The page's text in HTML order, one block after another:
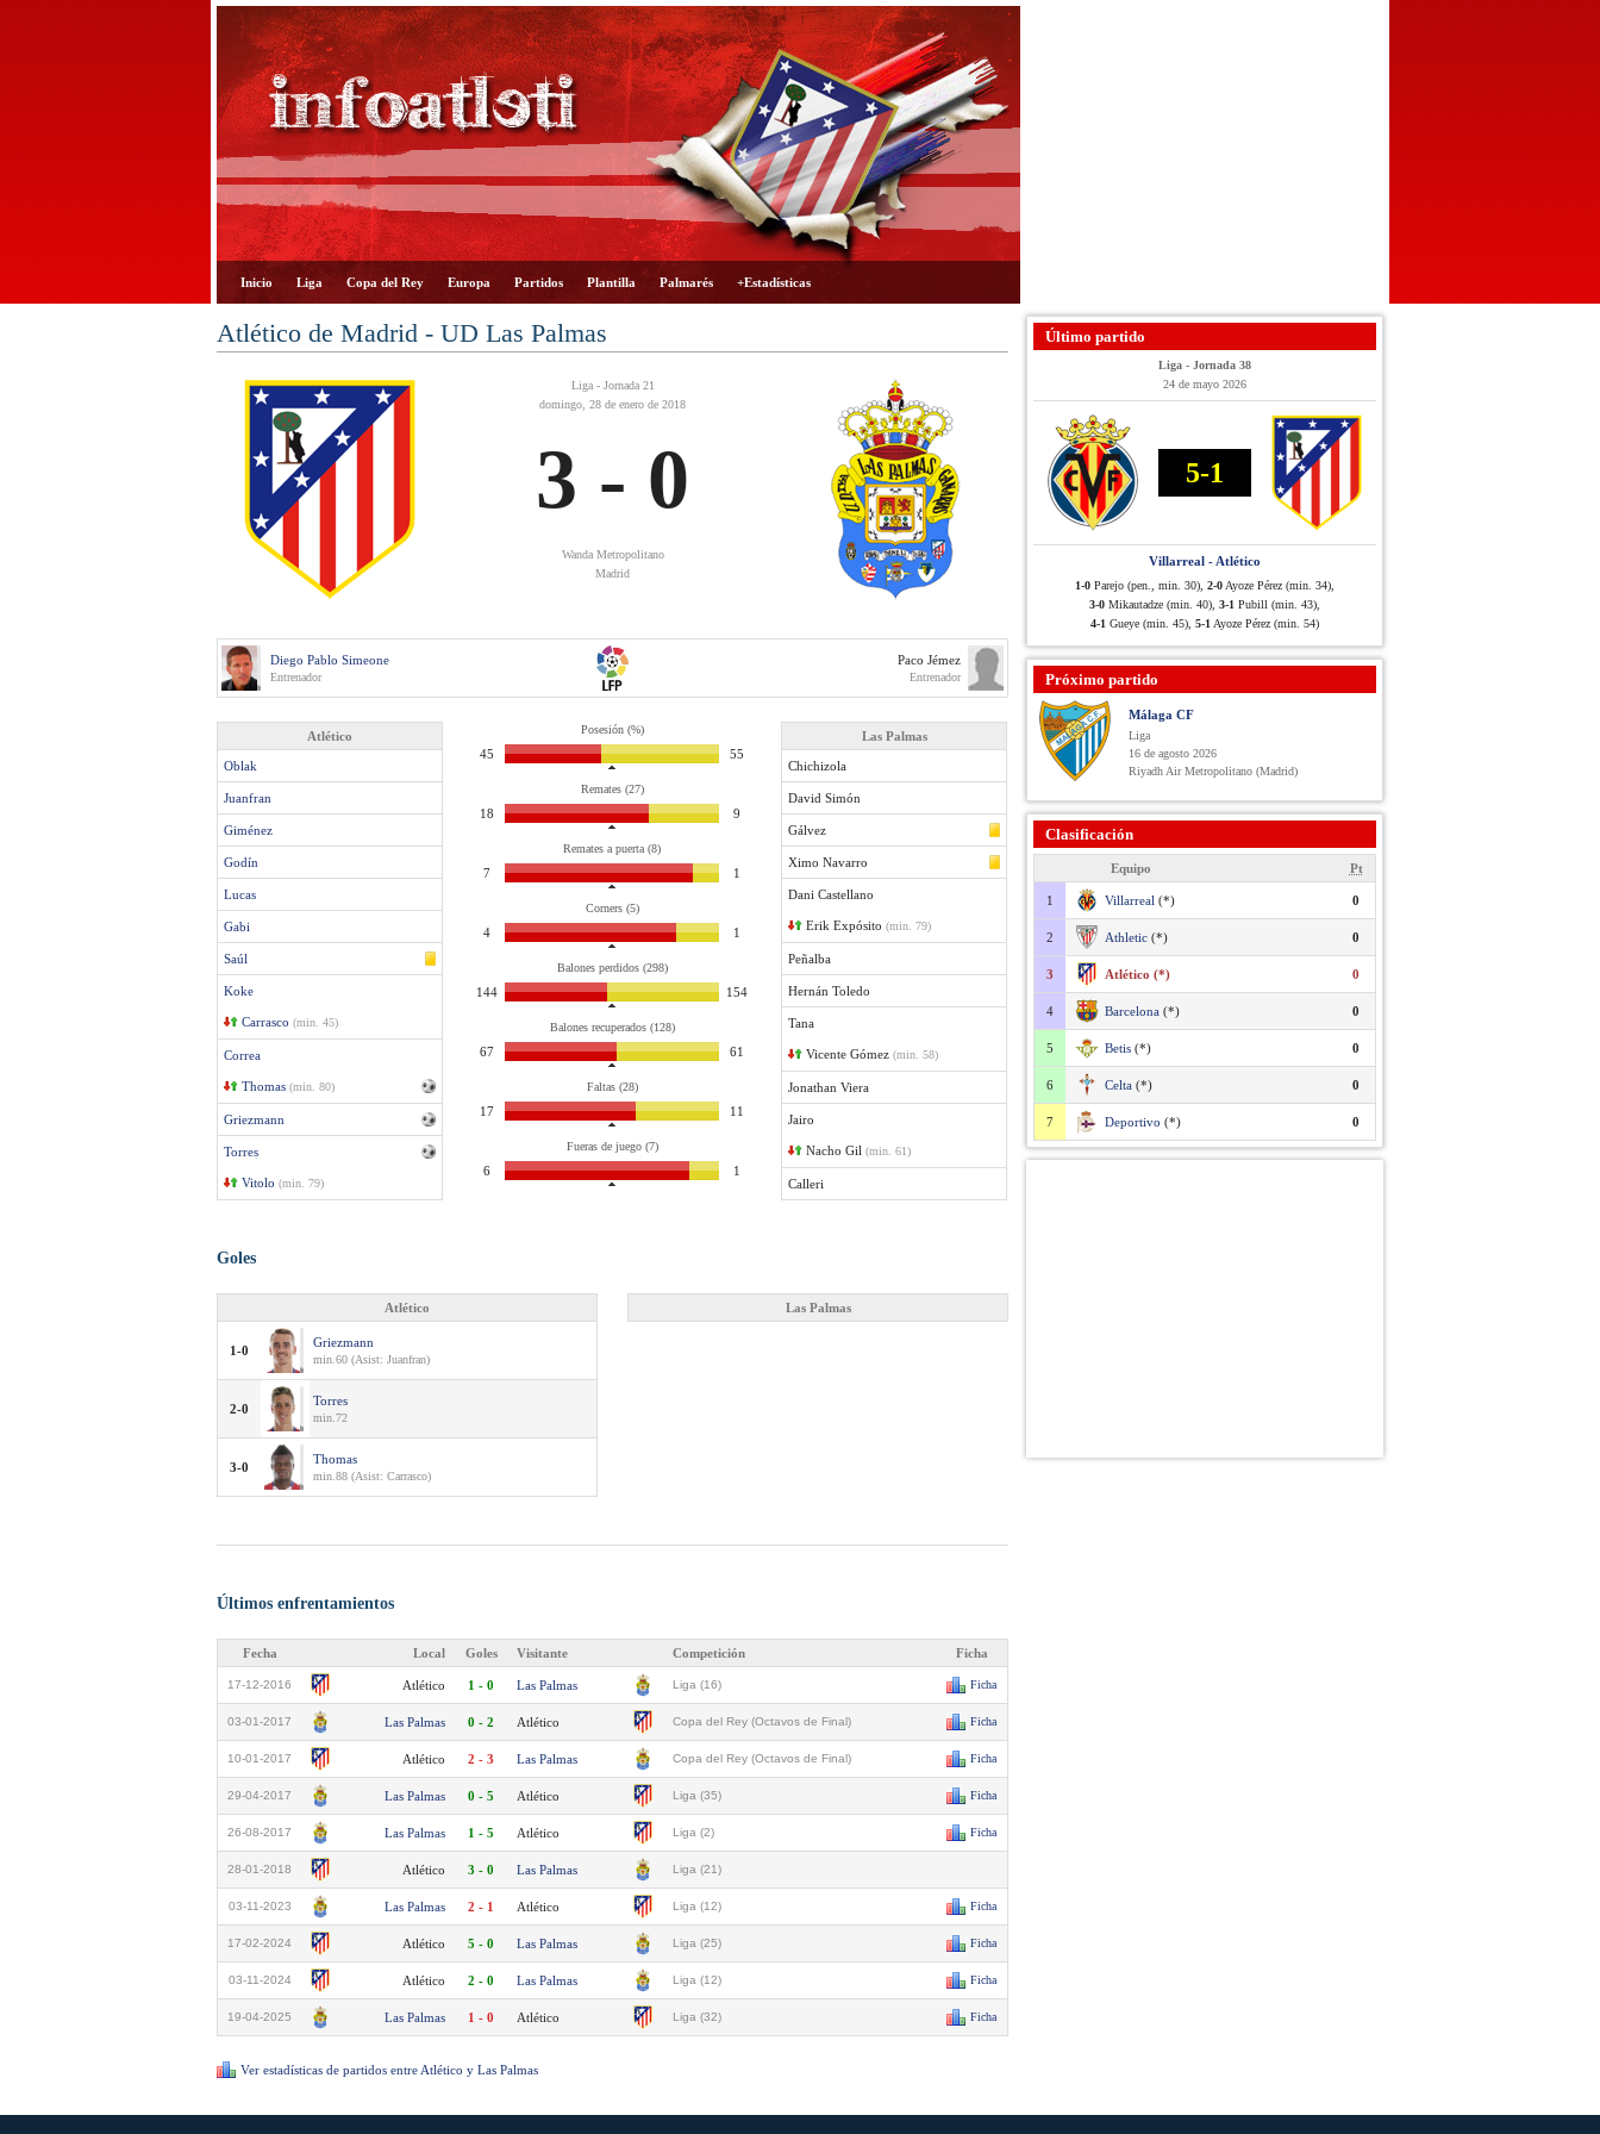
Inicio Liga Copa del Rey Europa Partidos Plantilla Palmarés +Estadísticas
Atlético de Madrid - UD Las Palmas
Liga - Jornada 21
domingo, 28 de enero de 2018
3 - 0
Wanda Metropolitano
Madrid
Diego Pablo Simeone
Entrenador
Paco Jémez
Entrenador
Atlético
Oblak
Juanfran
Giménez
Godín
Lucas
Gabi
Saúl
Koke
Carrasco (min. 45)
Correa
Thomas (min. 80)
Griezmann
Torres
Vitolo (min. 79)
Posesión (%)
45 55
Remates (27)
18 9
Remates a puerta (8)
7 1
Corners (5)
4 1
Balones perdidos (298)
144 154
Balones recuperados (128)
67 61
Faltas (28)
17 11
Fueras de juego (7)
6 1
Las Palmas
Chichizola
David Simón
Gálvez
Ximo Navarro
Dani Castellano
Erik Expósito (min. 79)
Peñalba
Hernán Toledo
Tana
Vicente Gómez (min. 58)
Jonathan Viera
Jairo
Nacho Gil (min. 61)
Calleri
Goles
Atlético
1-0
Griezmann
min.60 (Asist: Juanfran)
2-0
Torres
min.72
3-0
Thomas
min.88 (Asist: Carrasco)
Las Palmas
Últimos enfrentamientos
Fecha Local Goles Visitante Competición Ficha
17-12-2016 Atlético 1 - 0 Las Palmas Liga (16) Ficha
03-01-2017 Las Palmas 0 - 2 Atlético Copa del Rey (Octavos de Final) Ficha
10-01-2017 Atlético 2 - 3 Las Palmas Copa del Rey (Octavos de Final) Ficha
29-04-2017 Las Palmas 0 - 5 Atlético Liga (35) Ficha
26-08-2017 Las Palmas 1 - 5 Atlético Liga (2) Ficha
28-01-2018 Atlético 3 - 0 Las Palmas Liga (21)
03-11-2023 Las Palmas 2 - 1 Atlético Liga (12) Ficha
17-02-2024 Atlético 5 - 0 Las Palmas Liga (25) Ficha
03-11-2024 Atlético 2 - 0 Las Palmas Liga (12) Ficha
19-04-2025 Las Palmas 1 - 0 Atlético Liga (32) Ficha
Ver estadísticas de partidos entre Atlético y Las Palmas
Último partido
Liga - Jornada 38
24 de mayo 2026
5-1
Villarreal - Atlético
1-0 Parejo (pen., min. 30), 2-0 Ayoze Pérez (min. 34),
3-0 Mikautadze (min. 40), 3-1 Pubill (min. 43),
4-1 Gueye (min. 45), 5-1 Ayoze Pérez (min. 54)
Próximo partido
Málaga CF
Liga
16 de agosto 2026
Riyadh Air Metropolitano (Madrid)
Clasificación
Equipo Pt
1 Villarreal (*) 0
2 Athletic (*) 0
3 Atlético (*) 0
4 Barcelona (*) 0
5 Betis (*) 0
6 Celta (*) 0
7 Deportivo (*) 0